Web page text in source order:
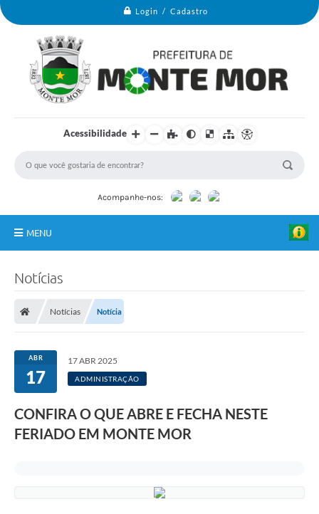
Login / Cadastro
Acessibilidade
Acompanhe-nos:
MENU
Portal do Cidadão
Links Úteis
A Prefeitura
Notícias
Notícias Notícia
ABR
17
17 ABR 2025
ADMINISTRAÇÃO
CONFIRA O QUE ABRE E FECHA NESTE
FERIADO EM MONTE MOR